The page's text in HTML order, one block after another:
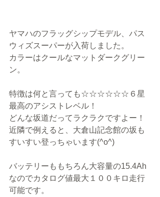
ヤマハのフラッグシップモデル、パス
ウィズスーパーが入荷しました。
カラーはクールなマットダークグリー
ン。
特徴は何と言っても☆☆☆☆☆☆６星
最高のアシストレベル！
どんな坂道だってラクラクですよー！
近隣で例えると、大倉山記念館の坂も
すいすい登っちゃいます(^o^)
バッテリーももちろん大容量の15.4Ah
なのでカタログ値最大１００キロ走行
可能です。